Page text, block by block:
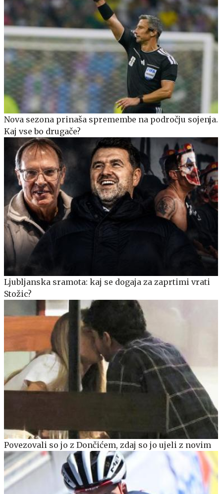
Nova sezona prinaša spremembe na področju sojenja.
Kaj vse bo drugače?
Ljubljanska sramota: kaj se dogaja za zaprtimi vrati
Stožic?
Povezovali so jo z Dončićem, zdaj so jo ujeli z novim